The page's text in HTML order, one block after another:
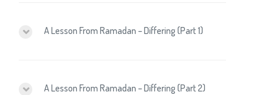
A Lesson From Ramadan – Differing (Part 1)
A Lesson From Ramadan – Differing (Part 2)